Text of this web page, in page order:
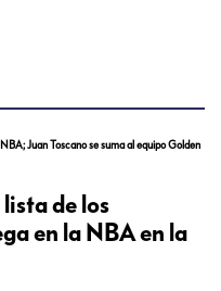
Juan Toscano se suma al equipo Golden
lista de los
en la NBA en la